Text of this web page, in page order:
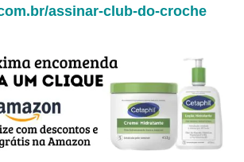
assinar-club-do-croche